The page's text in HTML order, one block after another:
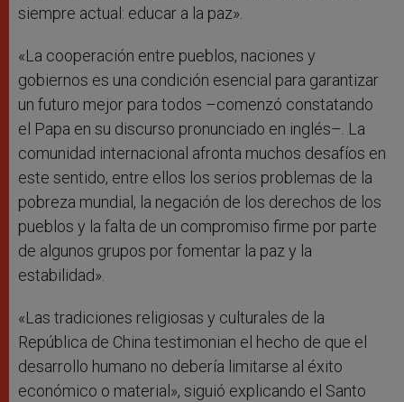
siempre actual: educar a la paz».
«La cooperación entre pueblos, naciones y
gobiernos es una condición esencial para garantizar
un futuro mejor para todos –comenzó constatando
el Papa en su discurso pronunciado en inglés–. La
comunidad internacional afronta muchos desafíos en
este sentido, entre ellos los serios problemas de la
pobreza mundial, la negación de los derechos de los
pueblos y la falta de un compromiso firme por parte
de algunos grupos por fomentar la paz y la
estabilidad».
«Las tradiciones religiosas y culturales de la
República de China testimonian el hecho de que el
desarrollo humano no debería limitarse al éxito
económico o material», siguió explicando el Santo